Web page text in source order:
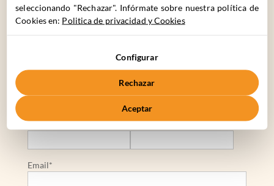
C. Cronos 63, 28037 Madrid
Apellidos*
Nombre de la Empresa* Teléfono de Contacto*
Email*
seleccionando "Rechazar". Infórmate sobre nuestra política de
Cookies en: Politica de privacidad y Cookies
Configurar
Rechazar
Aceptar